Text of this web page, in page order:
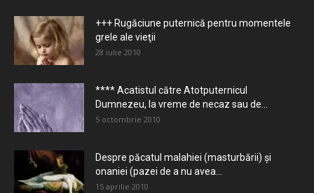
+++ Rugăciune puternică pentru momentele
grele ale vieţii
28 iulie 2010
**** Acatistul către Atotputernicul
Dumnezeu, la vreme de necaz sau de...
5 octombrie 2010
Despre păcatul malahiei (masturbării) şi
onaniei (pazei de a nu avea...
15 aprilie 2010